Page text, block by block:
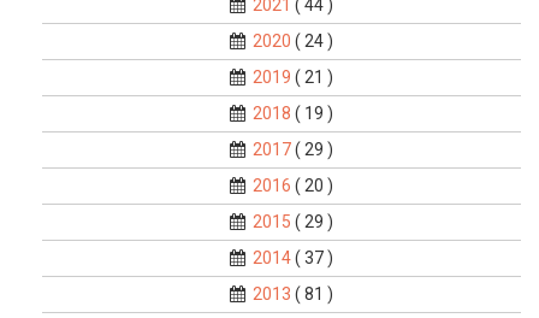
2021 ( 44 )
2020 ( 24 )
2019 ( 21 )
2018 ( 19 )
2017( 29 )
2016 ( 20 )
2015 ( 29 )
2014( 37 )
2013 ( 81 )